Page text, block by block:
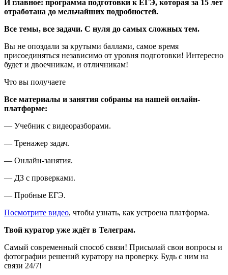
И главное: программа подготовки к ЕГЭ, которая за 15 лет
отработана до мельчайших подробностей.
Все темы, все задачи. С нуля до самых сложных тем.
Вы не опоздали за крутыми баллами, самое время
присоединяться независимо от уровня подготовки! Интересно
будет и двоечникам, и отличникам!
Что вы получаете
Все материалы и занятия собраны на нашей онлайн-
платформе:
— Учебник с видеоразборами.
— Тренажер задач.
— Онлайн-занятия.
— ДЗ с проверками.
— Пробные ЕГЭ.
Посмотрите видео, чтобы узнать, как устроена платформа.
Твой куратор уже ждёт в Телеграм.
Самый современный способ связи! Присылай свои вопросы и
фотографии решений куратору на проверку. Будь с ним на
связи 24/7!